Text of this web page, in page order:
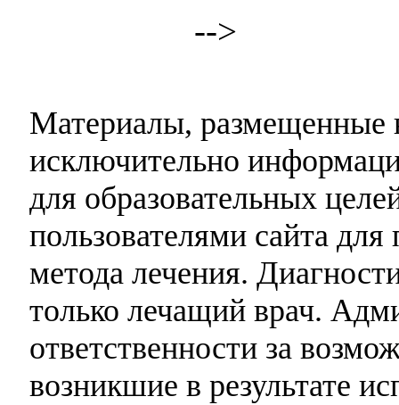
-->
Материалы, размещенные
исключительно
для образовательных
пользователями сайта
метода лечения.
только лечащий врач.
ответственности за
возникшие в результате